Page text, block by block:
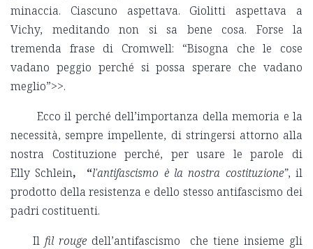
minaccia. Ciascuno aspettava. Giolitti aspettava a
Vichy, meditando non si sa bene cosa. Forse la
tremenda frase di Cromwell: “Bisogna che le cose
vadano peggio perché si possa sperare che vadano
meglio”>>.
Ecco il perché dell’importanza della memoria e la
necessità, sempre impellente, di stringersi attorno alla
nostra Costituzione perché, per usare le parole di
Elly Schlein, “l'antifascismo è la nostra costituzione”, il
prodotto della resistenza e dello stesso antifascismo dei
padri costituenti.
Il fil rouge dell’antifascismo che tiene insieme gli